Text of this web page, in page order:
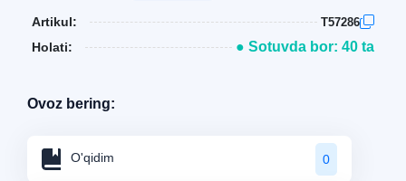
Artikul: T57286
Holati: ● Sotuvda bor: 40 ta
Ovoz bering:
O'qidim 0